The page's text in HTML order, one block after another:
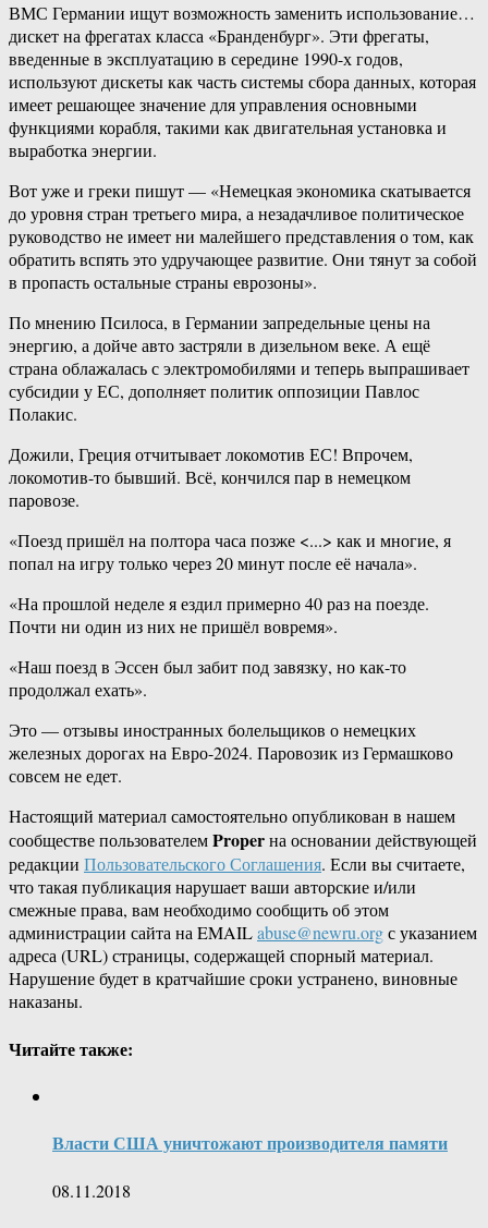
ВМС Германии ищут возможность заменить использование…
дискет на фрегатах класса «Бранденбург». Эти фрегаты,
введенные в эксплуатацию в середине 1990-х годов,
используют дискеты как часть системы сбора данных, которая
имеет решающее значение для управления основными
функциями корабля, такими как двигательная установка и
выработка энергии.
Вот уже и греки пишут — «Немецкая экономика скатывается
до уровня стран третьего мира, а незадачливое политическое
руководство не имеет ни малейшего представления о том, как
обратить вспять это удручающее развитие. Они тянут за собой
в пропасть остальные страны еврозоны».
По мнению Псилоса, в Германии запредельные цены на
энергию, а дойче авто застряли в дизельном веке. А ещё
страна облажалась с электромобилями и теперь выпрашивает
субсидии у ЕС, дополняет политик оппозиции Павлос
Полакис.
Дожили, Греция отчитывает локомотив ЕС! Впрочем,
локомотив-то бывший. Всё, кончился пар в немецком
паровозе.
«Поезд пришёл на полтора часа позже <...> как и многие, я
попал на игру только через 20 минут после её начала».
«На прошлой неделе я ездил примерно 40 раз на поезде.
Почти ни один из них не пришёл вовремя».
«Наш поезд в Эссен был забит под завязку, но как-то
продолжал ехать».
Это — отзывы иностранных болельщиков о немецких
железных дорогах на Евро-2024. Паровозик из Гермашково
совсем не едет.
Настоящий материал самостоятельно опубликован в нашем
сообществе пользователемProperна основании действующей
редакции Пользовательского Соглашения. Если вы считаете,
что такая публикация нарушает ваши авторские и/или
смежные права, вам необходимо сообщить об этом
администрации сайта на EMAILabuse@newru.orgс указанием
адреса (URL) страницы, содержащей спорный материал.
Нарушение будет в кратчайшие сроки устранено, виновные
наказаны.
Читайте также:
Власти США уничтожают производителя памяти
08.11.2018